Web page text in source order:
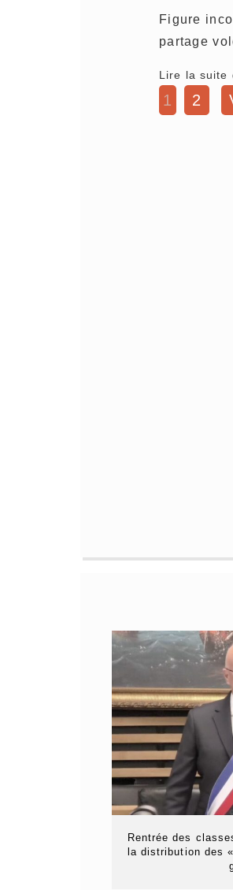
Figure
partage
Lire la suite
1 2
Rentrée des
la distribution des